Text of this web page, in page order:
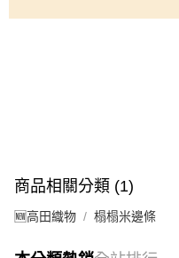
商品相關分類 (1)
🆕高田織物 榻榻米邊條